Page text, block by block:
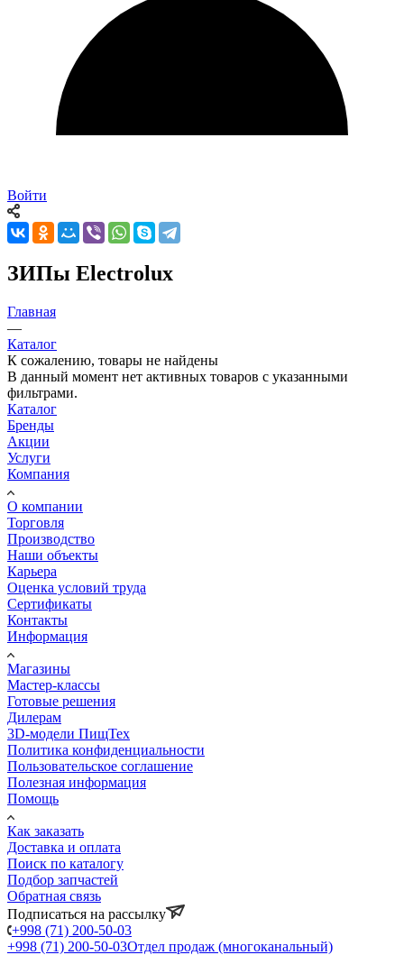
Войти
ЗИПы Electrolux
Главная
—
Каталог
К сожалению, товары не найдены
В данный момент нет активных товаров с указанными
фильтрами.
Каталог
Бренды
Акции
Услуги
Компания
О компании
Торговля
Производство
Наши объекты
Карьера
Оценка условий труда
Сертификаты
Контакты
Информация
Магазины
Мастер-классы
Готовые решения
Дилерам
3D-модели ПищТех
Политика конфиденциальности
Пользовательское соглашение
Полезная информация
Помощь
Как заказать
Доставка и оплата
Поиск по каталогу
Подбор запчастей
Обратная связь
Подписаться на рассылку
+998 (71) 200-50-03
+998 (71) 200-50-03Отдел продаж (многоканальный)